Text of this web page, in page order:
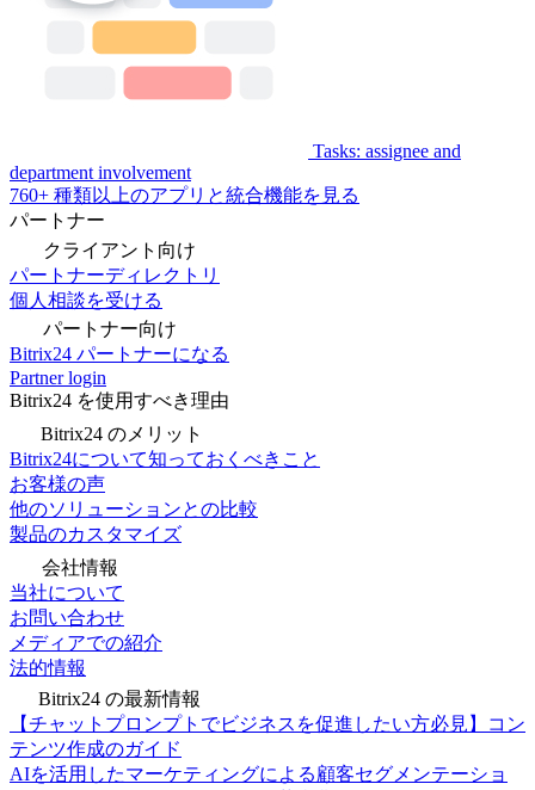
Tasks: assignee and
department involvement
760+ 種類以上のアプリと統合機能を見る
パートナー
クライアント向け
パートナーディレクトリ
個人相談を受ける
パートナー向け
Bitrix24 パートナーになる
Partner login
Bitrix24 を使用すべき理由
Bitrix24 のメリット
Bitrix24について知っておくべきこと
お客様の声
他のソリューションとの比較
製品のカスタマイズ
会社情報
当社について
お問い合わせ
メディアでの紹介
法的情報
Bitrix24 の最新情報
【チャットプロンプトでビジネスを促進したい方必見】コン
テンツ作成のガイド
AIを活用したマーケティングによる顧客セグメンテーショ